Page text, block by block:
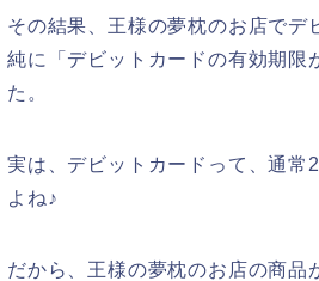
その結果、王様の夢枕のお店で
純に「デビットカードの有効期限
た。
実は、デビットカードって、通常
よね♪
だから、王様の夢枕のお店の商品